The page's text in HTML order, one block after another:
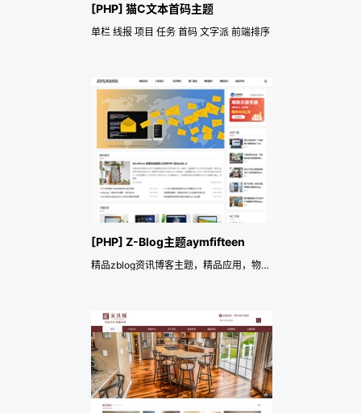
[PHP] 猫C文本首码主题
单栏 线报 项目 任务 首码 文字派 前端排序
[PHP] Z-Blog主题aymfifteen
精品zblog资讯博客主题，精品应用，物美价廉！